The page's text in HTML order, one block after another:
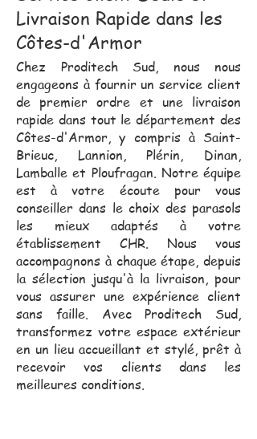
Livraison Rapide dans les
Côtes-d'Armor
Chez Proditech Sud, nous nous
engageons à fournir un service client
de premier ordre et une livraison
rapide dans tout le département des
Côtes-d'Armor, y compris à Saint-
Brieuc, Lannion, Plérin, Dinan,
Lamballe et Ploufragan. Notre équipe
est à votre écoute pour vous
conseiller dans le choix des parasols
les mieux adaptés à votre
établissement CHR. Nous vous
accompagnons à chaque étape, depuis
la sélection jusqu'à la livraison, pour
vous assurer une expérience client
sans faille. Avec Proditech Sud,
transformez votre espace extérieur
en un lieu accueillant et stylé, prêt à
recevoir vos clients dans les
meilleures conditions.